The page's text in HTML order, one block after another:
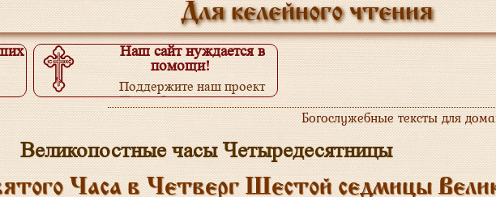
Для келейного чтения
Наш сайт нуждается в
помощи!
Поддержите наш проект
Подробнее...
Богослужебные тексты для
Великопостные часы Четыредесятницы
Часа в Четверг Шестой седмицы